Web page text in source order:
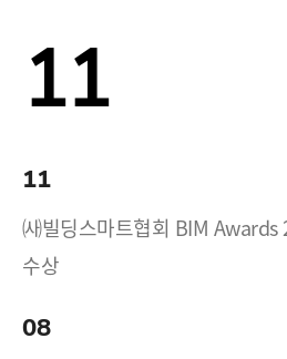
11
11
㈔빌딩스마트협회 BIM Awards
수상
08